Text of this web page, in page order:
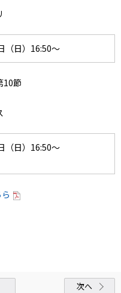
（日）16:50～
10節
（日）16:50～
次へ